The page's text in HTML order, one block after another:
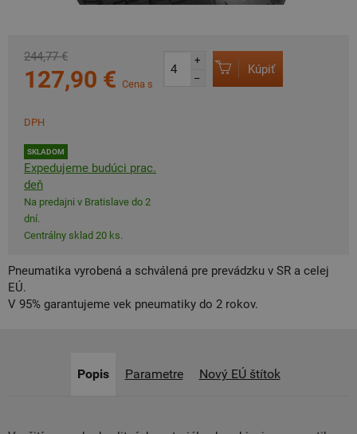
244,77 €
127,90 € Cena s
DPH
SKLADOM
Expedujeme budúci prac.
deň
Na predajni v Bratislave do 2
dní.
Centrálny sklad 20 ks.
+
–
Kúpiť
Pneumatika vyrobená a schválená pre prevádzku v SR a celej
EÚ.
V 95% garantujeme vek pneumatiky do 2 rokov.
Popis Parametre Nový EÚ štítok